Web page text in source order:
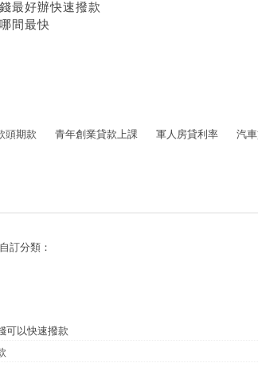
最好辦快速撥款
間最快
頭期款 青年創業貸款上課 軍人房貸利率 汽
自訂分類：
可以快速撥款